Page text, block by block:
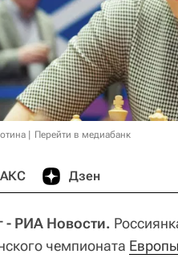
Перейти в медиабанк
Дзен
- РИА Новости.
чемпионата Европы